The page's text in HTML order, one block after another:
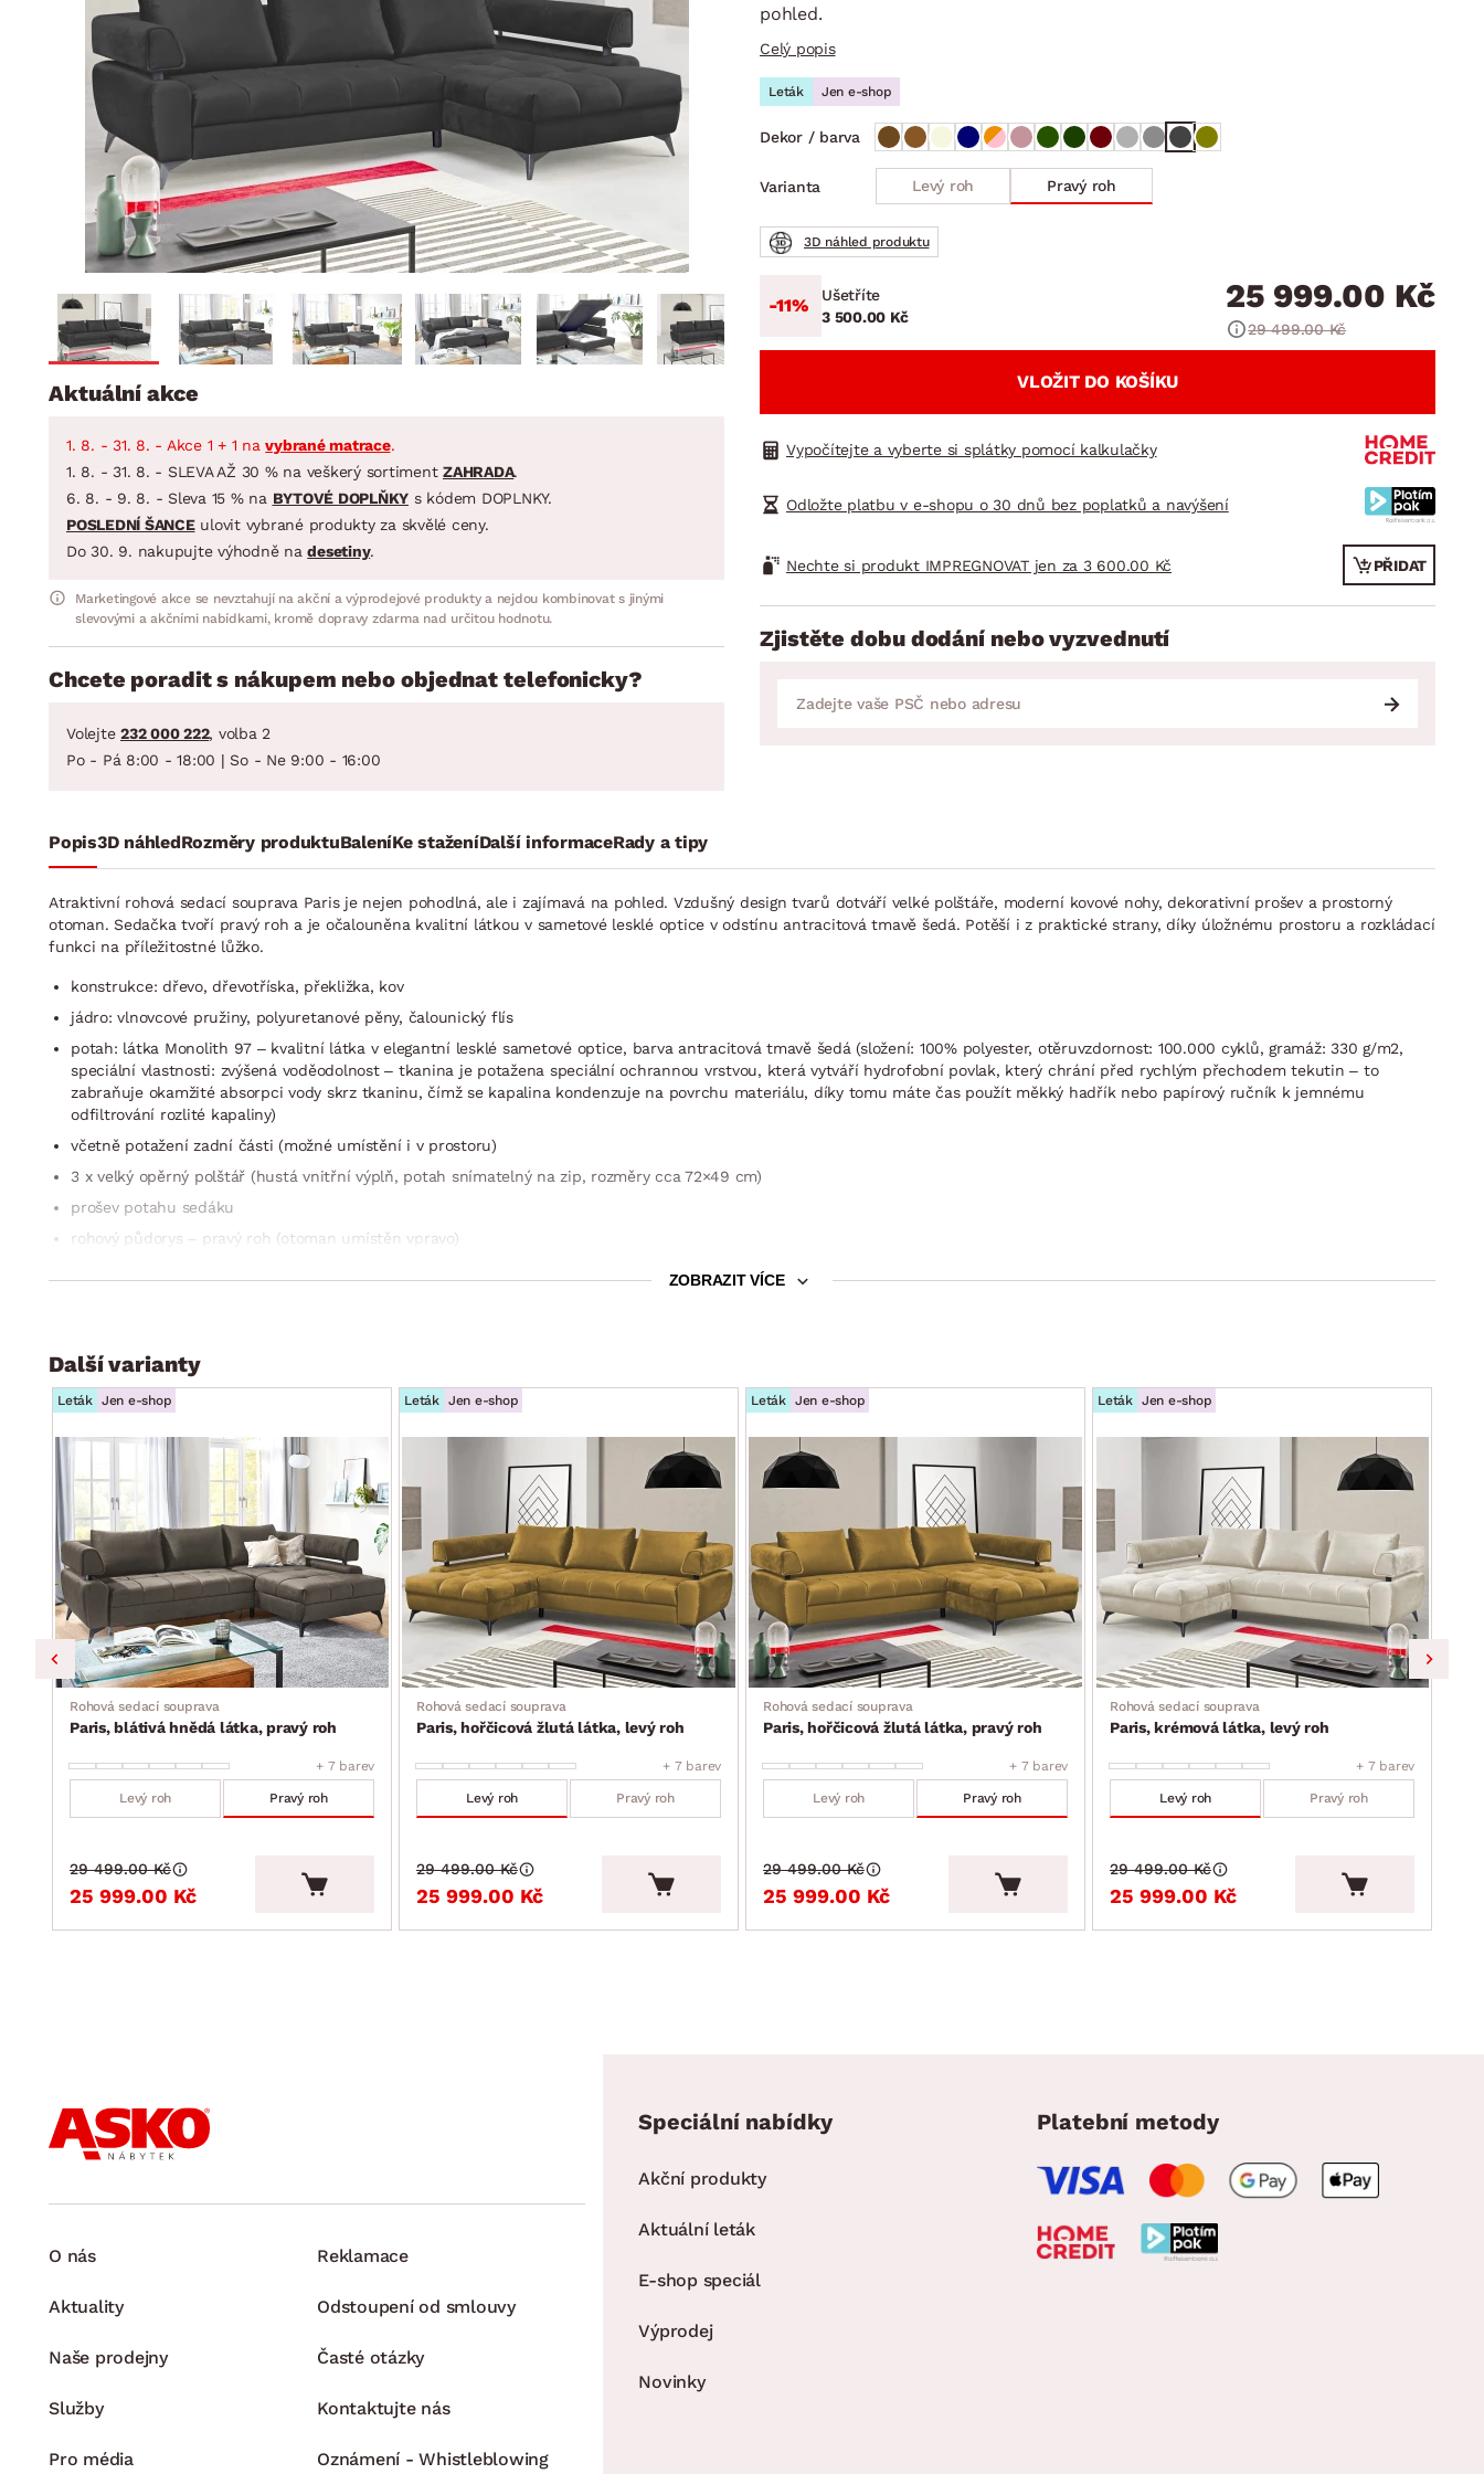
Dětský pokoj
Předsíň, šatna a chodba
Kuchyně
Koupelna
Zahrada
Domácnost
BYTOVÝ TEXTIL
Přikrývky
Polštáře
Koberce
Závěsy a žaluzie
Zobrazit vše
STOLOVÁNÍ A VAŘENÍ
Jídelní servis
Pánve
Zobrazit vše
DOMÁCÍ SPOTŘEBIČE
VELIKONOCE
Koupelnové sestavy
Jídelní sestavy
Zahradní sestavy
pohled.
Celý popis
Leták Jen e-shop
Dekor / barva
Varianta Levý roh Pravý roh
3D náhled produktu
-11%
Ušetříte
3 500.00 Kč
25 999.00 Kč
29 499.00 Kč
VLOŽIT DO KOŠÍKU
Vypočítejte a vyberte si splátky pomocí kalkulačky
Odložte platbu v e-shopu o 30 dnů bez poplatků a navýšení
Nechte si produkt IMPREGNOVAT jen za 3 600.00 Kč PŘIDAT
Zjistěte dobu dodání nebo vyzvednutí
Aktuální akce
1. 8. - 31. 8. - Akce 1 + 1 navybrané matrace.
1. 8. - 31. 8. - SLEVA AŽ 30 % na veškerý sortiment ZAHRADA.
6. 8. - 9. 8. - Sleva 15 % na BYTOVÉ DOPLŇKY s kódem DOPLNKY.
POSLEDNÍ ŠANCEulovit vybrané produkty za skvělé ceny.
Do 30. 9. nakupujte výhodně nadesetiny.
Marketingové akce se nevztahují na akční a výprodejové produkty a nejdou kombinovat s jinými
slevovými a akčními nabídkami, kromě dopravy zdarma nad určitou hodnotu.
Chcete poradit s nákupem nebo objednat telefonicky?
Volejte 232 000 222, volba 2
Po - Pá 8:00 - 18:00 | So - Ne 9:00 - 16:00
Popis3D náhledRozměry produktuBaleníKe staženíDalší informaceRady a tipy
Atraktivní rohová sedací souprava Paris je nejen pohodlná, ale i zajímavá na pohled. Vzdušný design tvarů dotváří velké polštáře, moderní kovové nohy, dekorativní prošev a prostorný
otoman. Sedačka tvoří pravý roh a je očalouněna kvalitní látkou v sametové lesklé optice v odstínu antracitová tmavě šedá. Potěší i z praktické strany, díky úložnému prostoru a rozkládací
funkci na příležitostné lůž­ko.
konstrukce: dřevo, dřevotříska, překližka, kov
jádro: vlnovcové pružiny, polyuretanové pěny, čalounický flís
potah: látka Monolith 97 – kvalitní látka v elegantní lesklé sametové optice, barva antracitová tmavě šedá (složení: 100% polyester, otěruvzdornost: 100.000 cyklů, gramáž: 330 g/m2,
speciální vlastnosti: zvýšená voděodolnost – tkanina je potažena speciální ochrannou vrstvou, která vytváří hydrofobní povlak, který chrání před rychlým přechodem tekutin – to
zabraňuje okamžité absorpci vody skrz tkaninu, čímž se kapalina kondenzuje na povrchu materiálu, díky tomu máte čas použít měkký hadřík nebo papírový ručník k jemnému
odfiltrování rozlité kapaliny)
včetně potažení zadní části (možné umístění i v prostoru)
3 x velký opěrný polštář (hustá vnitřní výplň, potah snímatelný na zip, rozměry cca 72×49 cm)
prošev potahu sedáku
rohový půdorys – pravý roh (otoman umístěn vpravo)
hloubka sedáku včetně polštářů: 61 cm/bez polštářů: 85 cm
výška sedačky včetně polštářů: 90 cm/bez polštářů: 79 cm
funkce rozkladu na příležitostné lůžko: plocha 151×223 cm (výsuvný typ rozkladu, konstrukce kov/dřevo, na kolečkách pro snazší manipulaci, látkové madlo, plocha lůžka potažena
látkou)
úložný prostor (pod otomanem, vyklápěcí kovová konstrukce, vnitřní rozměr cca 152×16×73 cm)
atraktivní vzdušný design
moderní a zároveň pohodlná
dodáváno v částečném demontu
ZOBRAZIT VÍCE
Další varianty
Leták Jen e-shop
Rohová sedací souprava
Paris, blátivá hnědá látka, pravý roh
+ 7 barev
Levý roh Pravý roh
25 999.00 Kč
29 499.00 Kč
Leták Jen e-shop
Rohová sedací souprava
Paris, hořčicová žlutá látka, levý roh
+ 7 barev
Levý roh Pravý roh
25 999.00 Kč
29 499.00 Kč
Leták Jen e-shop
Rohová sedací souprava
Paris, hořčicová žlutá látka, pravý roh
+ 7 barev
Levý roh Pravý roh
25 999.00 Kč
29 499.00 Kč
Leták Jen e-shop
Rohová sedací souprava
Paris, krémová látka, levý roh
+ 7 barev
Levý roh Pravý roh
25 999.00 Kč
29 499.00 Kč
O nás
Aktuality
Naše prodejny
Služby
Pro média
Reklamace
Odstoupení od smlouvy
Časté otázky
Kontaktujte nás
Oznámení - Whistleblowing
Speciální nabídky
Akční produkty
Aktuální leták
E-shop speciál
Výprodej
Novinky
Platební metody